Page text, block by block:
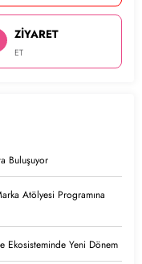
ZİYARET
ET
Buluşuyor
Atölyesi Programına
Ekosisteminde Yeni Dönem